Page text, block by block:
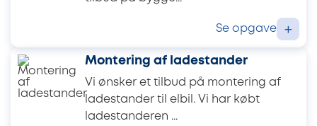
Se opgave +
Montering af ladestander
Vi ønsker et tilbud på montering af
ladestander til elbil. Vi har købt
ladestanderen ...